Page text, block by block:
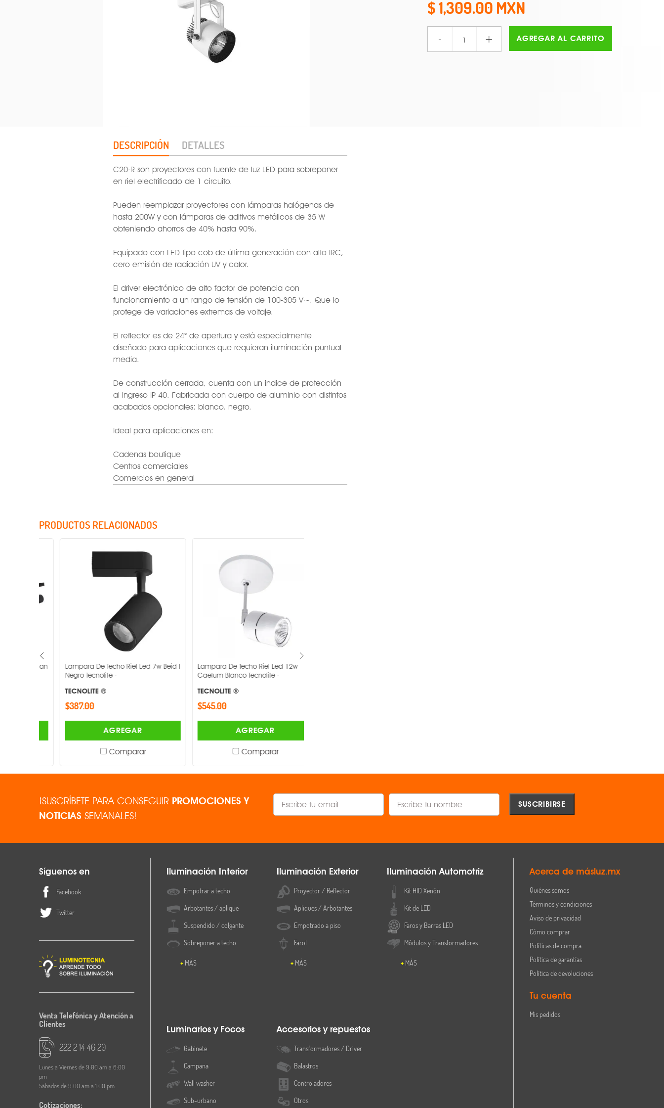
1,309.00
- + AGREGAR AL CARRITO
DESCRIPCIÓN DETALLES
C20-R son proyectores con fuente de luz LED para sobreponer
en riel electrificado de 1 circuito.
Pueden reemplazar proyectores con lámparas halógenas de
hasta 200W y con lámparas de aditivos metálicos de 35 W
obteniendo ahorros de 40% hasta 90%.
Equipado con LED tipo cob de última generación con alto IRC,
cero emisión de radiación UV y calor.
El driver electrónico de alto factor de potencia con
funcionamiento a un rango de tensión de 100-305 V~. Que lo
protege de variaciones extremas de voltaje.
El reflector es de 24° de apertura y está especialmente
diseñado para aplicaciones que requieran iluminación puntual
media.
De construcción cerrada, cuenta con un indice de protección
al ingreso IP 40. Fabricada con cuerpo de aluminio con distintos
acabados opcionales: blanco, negro.
Ideal para aplicaciones en:
Cadenas boutique
Centros comerciales
Comercios en general
Factor de potencia
Rango de tensión
Voltaje
Potencia
Temperatura de color
IRC
Ángulo de apertura
Acabado
Dimensiones
PRODUCTOS RELACIONADOS
Lampara De Techo Riel Led 7w Beid I
Negro Tecnolite -
TECNOLITE ®
$387.00
AGREGAR
Comparar
Lampara De Techo Riel Led 12w
Caelum Blanco Tecnolite -
TECNOLITE ®
$545.00
AGREGAR
Comparar
¡SUSCRÍBETE PARA CONSEGUIR PROMOCIONES Y
NOTICIAS SEMANALES!
Síguenos en
Facebook
Twitter
Venta Telefónica y Atención a
Clientes
222 2 14 46 20
Lunes a Viernes de 9:00 am a 6:00
pm
Sábados de 9:00 am a 1:00 pm
Cotizaciones:
Iluminación Interior
Empotrar a techo
Arbotantes / aplique
Suspendido / colgante
Sobreponer a techo
MÁS
Iluminación Exterior
Proyector / Reflector
Apliques / Arbotantes
Empotrado a piso
Farol
MÁS
Iluminación Automotriz
Kit HID Xenón
Kit de LED
Faros y Barras LED
Módulos y Transformadores
MÁS
Luminarios y Focos
Gabinete
Campana
Wall washer
Sub-urbano
Accesorios y repuestos
Transformadores / Driver
Balastros
Controladores
Otros
Acerca de másluz.mx
Quiénes somos
Términos y condiciones
Aviso de privacidad
Cómo comprar
Políticas de compra
Política de garantías
Política de devoluciones
Tu cuenta
Mis pedidos